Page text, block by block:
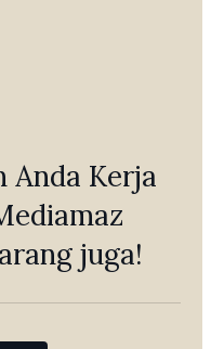
Anda Kerja
juga!